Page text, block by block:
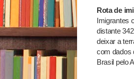
Rota de
Imigrantes
distante
deixar a
com dados
Brasil pelo